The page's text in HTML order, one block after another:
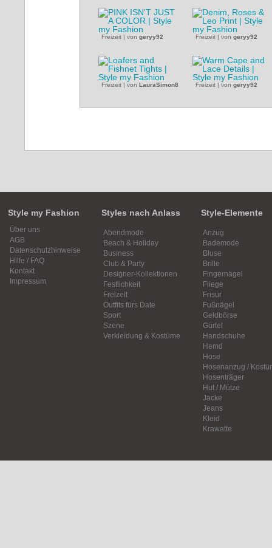
Freizeit | von geryy92 Freizeit | von geryy92
Freizeit | von LauraSimon8 Freizeit | von geryy92
Style my Fashion
Über uns
AGB
Datenschutzhinweise
Hilfe / FAQ
Kontakt
Impressum
Styles nach Anlass
Abendmode
Beach & Holiday
Business
Club & Party
Designer-Kollektionen
Festlichkeit
Freizeit
Outfits fürs Date
Sport
Szene
Verkleidung & Kostüme
Style-Elemente
Anzug
Bademode
Bluse
Brille
Fingernägel
Fliege
Frisur
Fußnägel
Geldbörse
Gürtel
Handschuhe
Hemd
Hose
Hosenanzug /
Hosenträger
Hut / Mütze
Jacke
Jeans
Kleid
Krawatte